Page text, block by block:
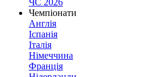
ЧС 2026
Чемпіонати
Англія
Іспанія
Італія
Німеччина
Франція